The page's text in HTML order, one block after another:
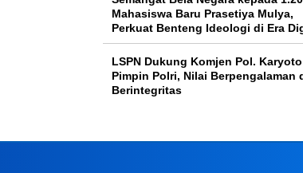
Mahasiswa Baru Prasetiya Mulya,
Perkuat Benteng Ideologi di Era
LSPN Dukung Komjen Pol. Karyoto
Pimpin Polri, Nilai Berpengalaman
Berintegritas